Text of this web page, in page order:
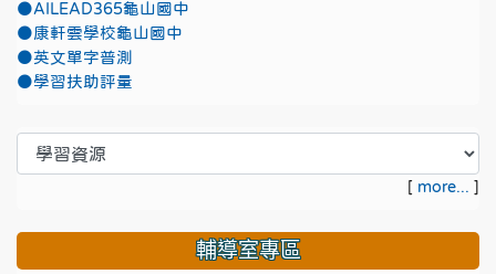
●AILEAD365龜山國中
●康軒雲學校龜山國中
●英文單字普測
●學習扶助評量
[ more... ]
輔導室專區